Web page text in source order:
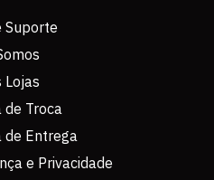
Suporte
Lojas
de Troca
de Entrega
e Privacidade